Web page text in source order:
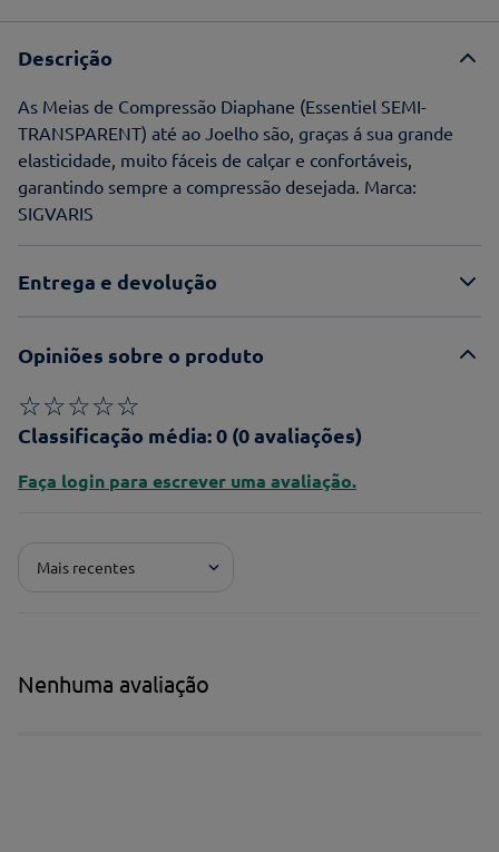
Descrição
As Meias de Compressão Diaphane (Essentiel SEMI-
TRANSPARENT) até ao Joelho são, graças á sua grande
elasticidade, muito fáceis de calçar e confortáveis,
garantindo sempre a compressão desejada. Marca:
SIGVARIS
Entrega e devolução
Opiniões sobre o produto
☆☆☆☆☆
Classificação média: 0 (0 avaliações)
Faça login para escrever uma avaliação.
Mais recentes
Nenhuma avaliação